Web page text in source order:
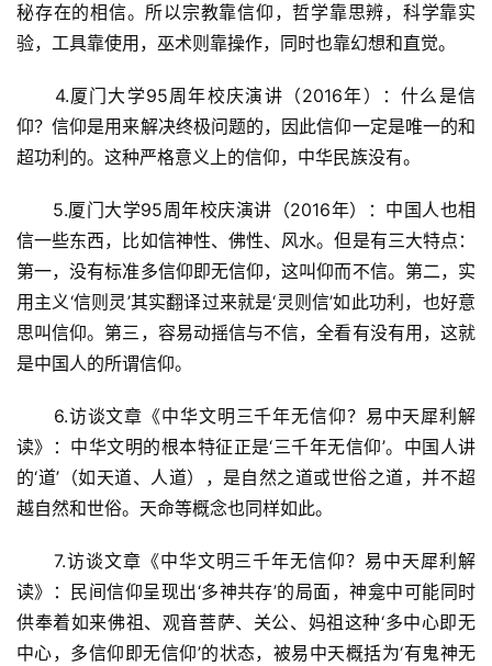
秘存在的相信。所以宗教靠信仰，哲学靠思辨，科学靠实
验，工具靠使用，巫术则靠操作，同时也靠幻想和直觉。
4.厦门大学95周年校庆演讲（2016年）：什么是信
仰？信仰是用来解决终极问题的，因此信仰一定是唯一的和
超功利的。这种严格意义上的信仰，中华民族没有。
5.厦门大学95周年校庆演讲（2016年）：中国人也相
信一些东西，比如信神性、佛性、风水。但是有三大特点：
第一，没有标准多信仰即无信仰，这叫仰而不信。第二，实
用主义‘信则灵’其实翻译过来就是‘灵则信’如此功利，也好意
思叫信仰。第三，容易动摇信与不信，全看有没有用，这就
是中国人的所谓信仰。
6.访谈文章《中华文明三千年无信仰？易中天犀利解
读》：中华文明的根本特征正是‘三千年无信仰’。中国人讲
的‘道’（如天道、人道），是自然之道或世俗之道，并不超
越自然和世俗。天命等概念也同样如此。
7.访谈文章《中华文明三千年无信仰？易中天犀利解
读》：民间信仰呈现出‘多神共存’的局面，神龛中可能同时
供奉着如来佛祖、观音菩萨、关公、妈祖这种‘多中心即无
中心，多信仰即无信仰’的状态，被易中天概括为‘有鬼神无